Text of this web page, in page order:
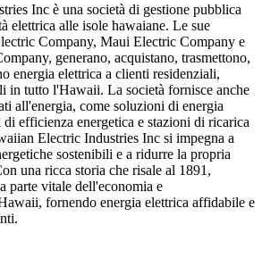
Inc è una società di gestione pubblica
elettrica alle isole hawaiane. Le sue
Company, Maui Electric Company e
generano, acquistano, trasmettono,
energia elettrica a clienti residenziali,
in tutto l'Hawaii. La società fornisce anche
all'energia, come soluzioni di energia
efficienza energetica e stazioni di ricarica
Electric Industries Inc si impegna a
sostenibili e a ridurre la propria
una ricca storia che risale al 1891,
parte vitale dell'economia e
fornendo energia elettrica affidabile e